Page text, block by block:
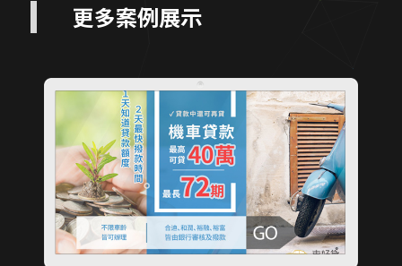
更多案例展示